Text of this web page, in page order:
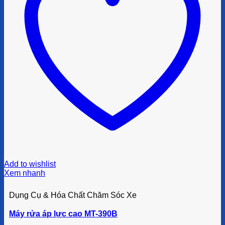
Add to wishlist
Xem nhanh
Dụng Cụ & Hóa Chất Chăm Sóc Xe
Máy rửa áp lực cao MT-390B